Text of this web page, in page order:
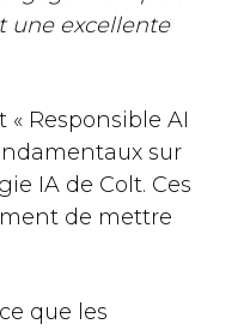
une excellente
« Responsible AI
sur
IA de Colt. Ces
de mettre
que les